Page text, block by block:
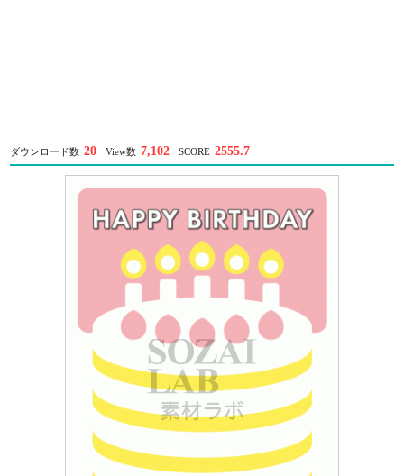
ダウンロード数 20 View数 7,102 SCORE 2555.7